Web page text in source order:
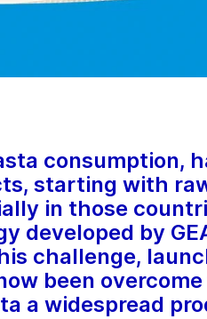
consumption,
starting with
in those
developed by
challenge,
been
a widespread